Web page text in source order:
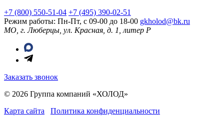
+7 (800) 550-51-04 +7 (495) 390-02-51
Режим работы: Пн-Пт, с 09-00 до 18-00 gkholod@bk.ru
МО, г. Люберцы, ул. Красная, д. 1, литер Р
Заказать звонок
© 2026 Группа компаний «ХОЛОД»
Карта сайта
Политика конфиденциальности